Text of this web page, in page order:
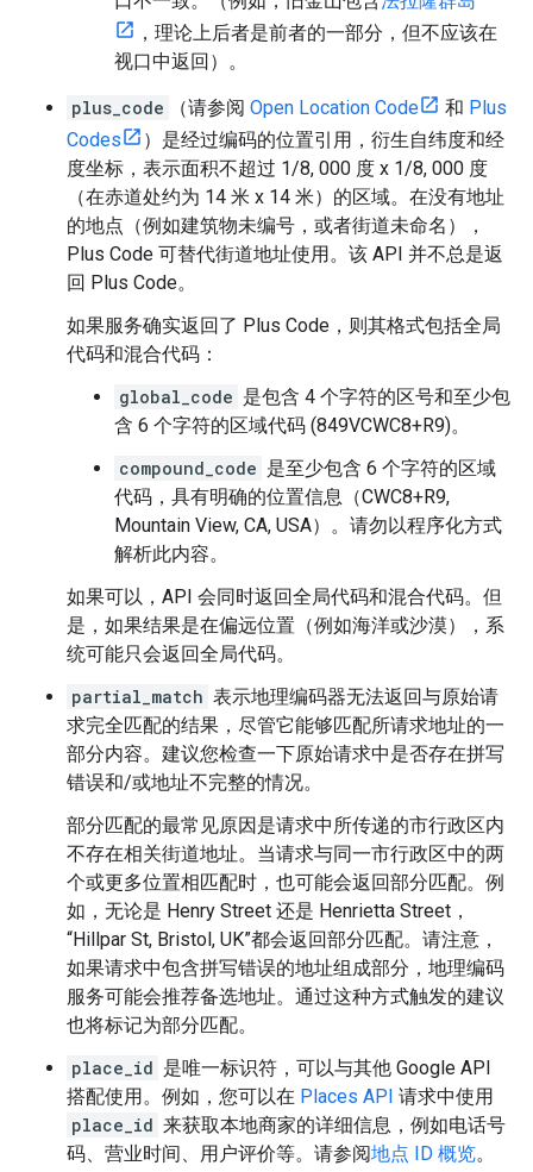
，理论上后者是前者的一部分，但不应该在
视口中返回）。
plus_code （请参阅 Open Location Code 和 Plus
Codes
）是经过编码的位置引用，衍生自纬度和经
度坐标，表示面积不超过 1/8, 000 度 x 1/8, 000 度
（在赤道处约为 14 米 x 14 米）的区域。在没有地址
的地点（例如建筑物未编号，或者街道未命名），
Plus Code 可替代街道地址使用。该 API 并不总是返
回 Plus Code。
如果服务确实返回了 Plus Code，则其格式包括全局
代码和混合代码：
global_code 是包含 4 个字符的区号和至少包
含 6 个字符的区域代码 (849VCWC8+R9)。
compound_code 是至少包含 6 个字符的区域
代码，具有明确的位置信息（CWC8+R9,
Mountain View, CA, USA）。请勿以程序化方式
解析此内容。
如果可以，API 会同时返回全局代码和混合代码。但
是，如果结果是在偏远位置（例如海洋或沙漠），系
统可能只会返回全局代码。
partial_match 表示地理编码器无法返回与原始请
求完全匹配的结果，尽管它能够匹配所请求地址的一
部分内容。建议您检查一下原始请求中是否存在拼写
错误和/或地址不完整的情况。
部分匹配的最常见原因是请求中所传递的市行政区内
不存在相关街道地址。当请求与同一市行政区中的两
个或更多位置相匹配时，也可能会返回部分匹配。例
如，无论是 Henry Street 还是 Henrietta Street，
“Hillpar St, Bristol, UK”都会返回部分匹配。请注意，
如果请求中包含拼写错误的地址组成部分，地理编码
服务可能会推荐备选地址。通过这种方式触发的建议
也将标记为部分匹配。
place_id 是唯一标识符，可以与其他 Google API
搭配使用。例如，您可以在 Places API 请求中使用
place_id 来获取本地商家的详细信息，例如电话号
码、营业时间、用户评价等。请参阅地点 ID 概览。